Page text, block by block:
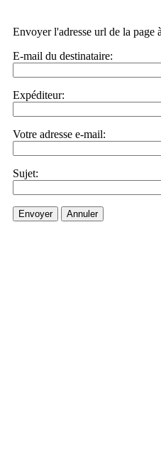
Envoyer l'adresse url de la page
E-mail du destinataire:
Expéditeur:
Votre adresse e-mail:
Sujet:
Envoyer Annuler